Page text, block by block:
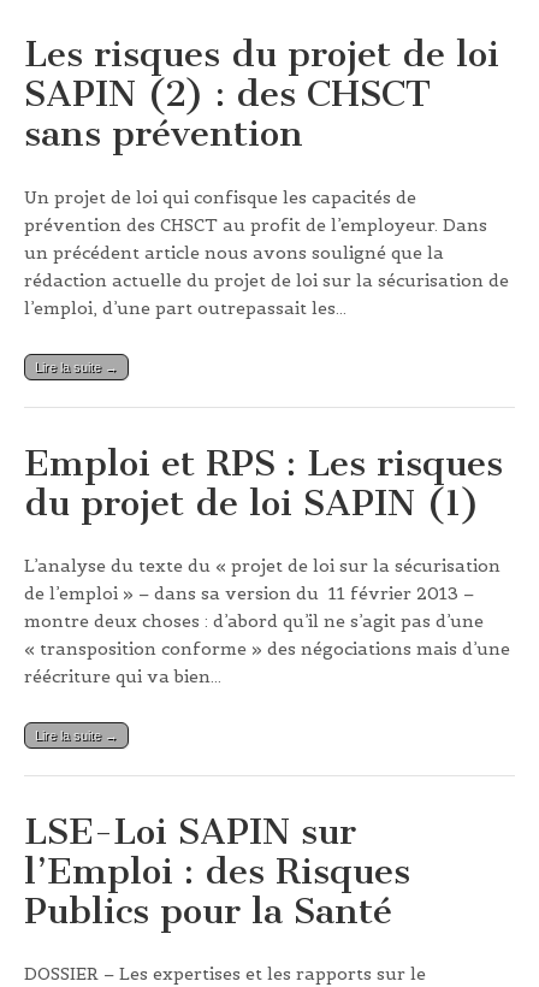
Les risques du projet de loi
SAPIN (2) : des CHSCT
sans prévention
Un projet de loi qui confisque les capacités de
prévention des CHSCT au profit de l’employeur. Dans
un précédent article nous avons souligné que la
rédaction actuelle du projet de loi sur la sécurisation de
l’emploi, d’une part outrepassait les…
Lire la suite →
Emploi et RPS : Les risques
du projet de loi SAPIN (1)
L’analyse du texte du « projet de loi sur la sécurisation
de l’emploi » – dans sa version du 11 février 2013 –
montre deux choses : d’abord qu’il ne s’agit pas d’une
« transposition conforme » des négociations mais d’une
réécriture qui va bien…
Lire la suite →
LSE-Loi SAPIN sur
l’Emploi : des Risques
Publics pour la Santé
DOSSIER – Les expertises et les rapports sur le